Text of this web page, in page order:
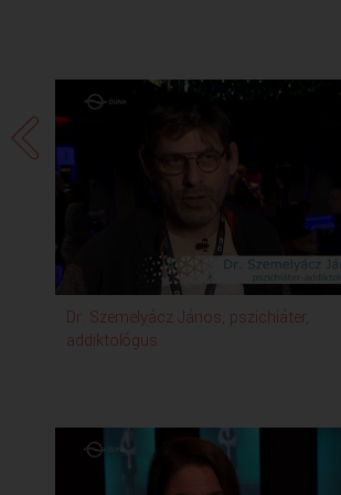
Dr. Szemelyácz János, pszichiáter,
addiktológus